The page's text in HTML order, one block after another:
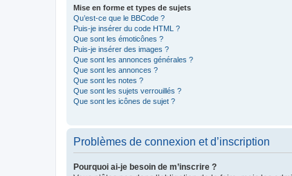
Mise en forme et types de sujets
Qu’est-ce que le BBCode ?
Puis-je insérer du code HTML ?
Que sont les émoticônes ?
Puis-je insérer des images ?
Que sont les annonces générales ?
Que sont les annonces ?
Que sont les notes ?
Que sont les sujets verrouillés ?
Que sont les icônes de sujet ?
Problèmes de connexion et d’inscription
Pourquoi ai-je besoin de m’inscrire ?